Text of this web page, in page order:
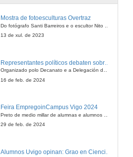
Presentación
Ponencia
Presentacion
Ponencia
Mostra de fotoesculturas Overtraz
13 de xul. de 2023
Organizado polo Decanato e a Delegación de Alumnado de Dirección e Xestión Pública e coa participación de candidatos de PP, BNG, PSOE, Sumar e Podemos
16 de feb. de 2024
Feira EmpregoinCampus Vigo 2024
29 de feb. de 2024